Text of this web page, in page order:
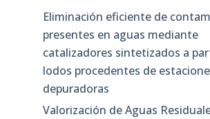
Eliminación eficiente de
presentes en aguas mediante
catalizadores sintetizados a
lodos procedentes de
depuradoras
Valorización de Aguas